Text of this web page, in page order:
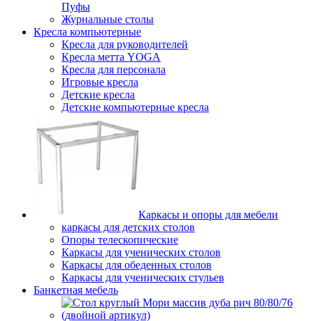
Пуфы
Журнальные столы
Кресла компьютерные
Кресла для руководителей
Кресла метта YOGA
Кресла для персонала
Игровые кресла
Детские кресла
Детские компьютерные кресла
Каркасы и опоры для мебели
каркасы для детских столов
Опоры телескопические
Каркасы для ученических столов
Каркасы для обеденных столов
Каркасы для ученических стульев
Банкетная мебель